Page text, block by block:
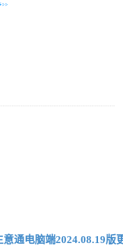
意通电脑端2024.08.19版